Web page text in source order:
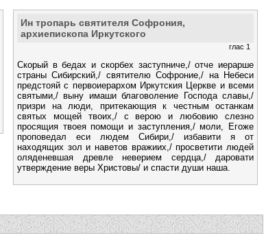
Ин тропарь святителя Софрония,
архиепископа Иркутского
глас 1
Скорый в бедах и скорбех заступниче,/ отче иерарше
страны Сибирский,/ святителю Софроние,/ на Небеси
предстояй с первоиерархом Иркутския Церкве и всеми
святыми,/ выну имаши благоволение Господа славы,/
призри на люди, притекающия к честным останкам
святых мощей твоих,/ с верою и любовию слезно
просящия твоея помощи и заступления,/ моли, Егоже
проповедал еси людем Сибири,/ избавити я от
находящих зол и наветов вражиих,/ просветити людей
оляденевшая древле неверием сердца,/ даровати
утверждение веры Христовы/ и спасти души наша.